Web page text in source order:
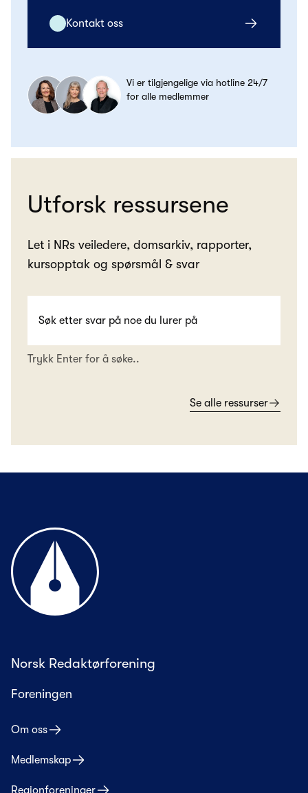
Kontakt oss
Vi er tilgjengelige via hotline 24/7
for alle medlemmer
Utforsk ressursene
Let i NRs veiledere, domsarkiv, rapporter,
kursopptak og spørsmål & svar
Trykk Enter for å søke..
Se alle ressurser
Til forsiden
Norsk Redaktørforening
Foreningen
Om oss
Medlemskap
Regionforeninger